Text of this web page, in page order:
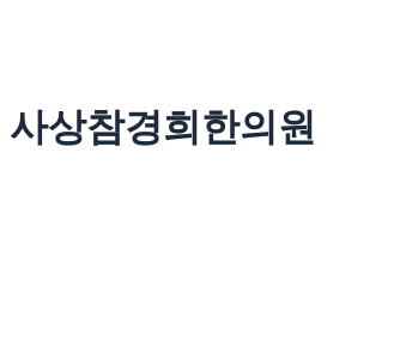
사상참경희한의원